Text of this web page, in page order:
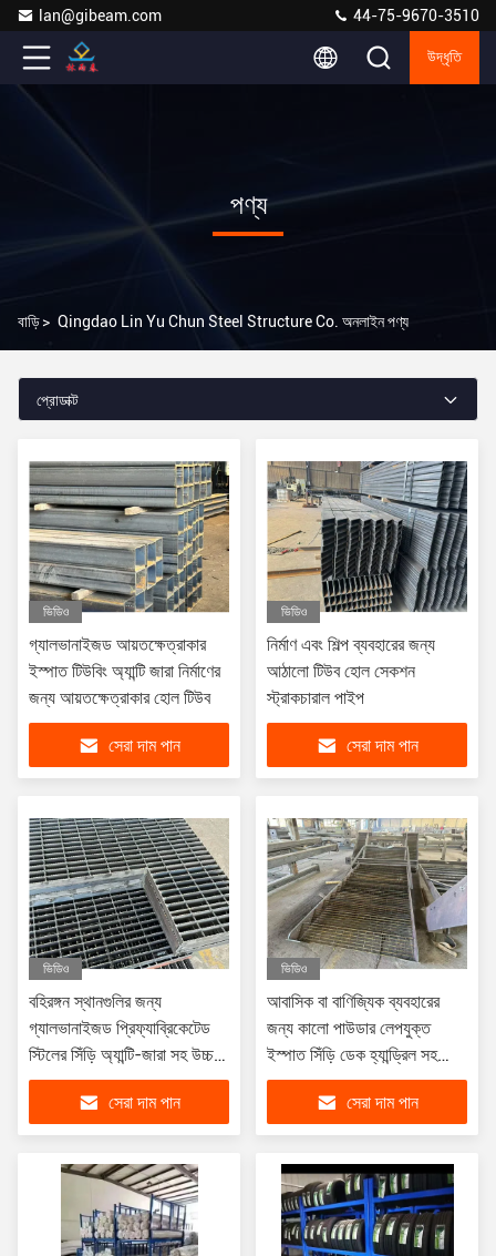
lan@gibeam.com 44-75-9670-3510
উদ্ধৃতি
পণ্য
বাড়ি> Qingdao Lin Yu Chun Steel Structure Co. অনলাইন পণ্য
প্রোডাক্ট
ভিডিও
গ্যালভানাইজড আয়তক্ষেত্রাকার
ইস্পাত টিউবিং অ্যান্টি জারা নির্মাণের
জন্য আয়তক্ষেত্রাকার হোল টিউব
সেরা দাম পান
ভিডিও
নির্মাণ এবং শিল্প ব্যবহারের জন্য
আঠালো টিউব হোল সেকশন
স্ট্রাকচারাল পাইপ
সেরা দাম পান
ভিডিও
বহিরঙ্গন স্থানগুলির জন্য
গ্যালভানাইজড প্রিফ্যাব্রিকেটেড
স্টিলের সিঁড়ি অ্যান্টি-জারা সহ উচ্চ-
শক্তিযুক্ত ধাতব পদক্ষেপ
সেরা দাম পান
ভিডিও
আবাসিক বা বাণিজ্যিক ব্যবহারের
জন্য কালো পাউডার লেপযুক্ত
ইস্পাত সিঁড়ি ডেক হ্যান্ড্রিল সহ
মরিচা প্রতিরোধী ধাতব সিঁড়ি
সেরা দাম পান